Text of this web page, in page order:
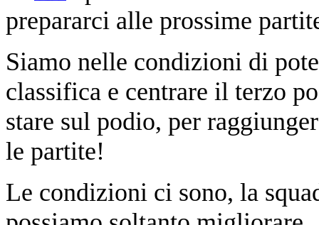
prepararci alle prossime
Siamo nelle condizioni di
classifica e centrare il terzo
stare sul podio, per
le partite!
Le condizioni ci sono, la